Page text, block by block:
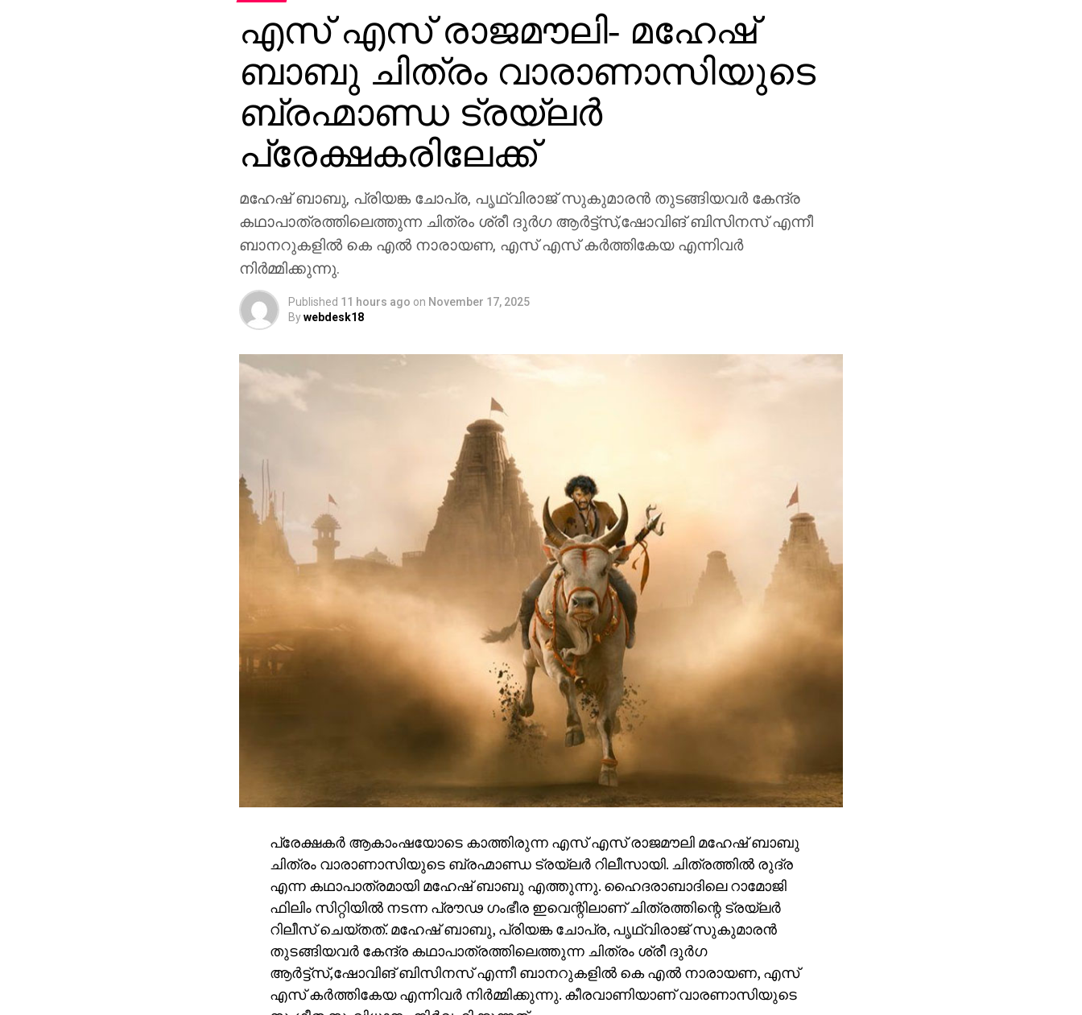
എസ് എസ് രാജമൗലി- മഹേഷ്
ബാബു ചിത്രം വാരാണാസിയുടെ
ബ്രഹ്മാണ്ഡ ട്രയ്ലർ
പ്രേക്ഷകരിലേക്ക്
മഹേഷ് ബാബു, പ്രിയങ്ക ചോപ്ര, പൃഥ്വിരാജ് സുകുമാരൻ തുടങ്ങിയവർ കേന്ദ്ര
കഥാപാത്രത്തിലെത്തുന്ന ചിത്രം ശ്രീ ദുർഗ ആർട്ട്സ്,ഷോവിങ് ബിസിനസ് എന്നീ
ബാനറുകളിൽ കെ എൽ നാരായണ, എസ് എസ് കർത്തികേയ എന്നിവർ
നിർമ്മിക്കുന്നു.
Published 11 hours ago on November 17, 2025
Bywebdesk18
പ്രേക്ഷകർ ആകാംഷയോടെ കാത്തിരുന്ന എസ് എസ് രാജമൗലി മഹേഷ് ബാബു
ചിത്രം വാരാണാസിയുടെ ബ്രഹ്മാണ്ഡ ട്രയ്ലർ റിലീസായി. ചിത്രത്തിൽ രുദ്ര
എന്ന കഥാപാത്രമായി മഹേഷ് ബാബു എത്തുന്നു. ഹൈദരാബാദിലെ റാമോജി
ഫിലിം സിറ്റിയിൽ നടന്ന പ്രൗഢ ഗംഭീര ഇവെന്റിലാണ് ചിത്രത്തിന്റെ ട്രയ്ലർ
റിലീസ് ചെയ്തത്. മഹേഷ് ബാബു, പ്രിയങ്ക ചോപ്ര, പൃഥ്വിരാജ് സുകുമാരൻ
തുടങ്ങിയവർ കേന്ദ്ര കഥാപാത്രത്തിലെത്തുന്ന ചിത്രം ശ്രീ ദുർഗ
ആർട്ട്സ്,ഷോവിങ് ബിസിനസ് എന്നീ ബാനറുകളിൽ കെ എൽ നാരായണ, എസ്
എസ് കർത്തികേയ എന്നിവർ നിർമ്മിക്കുന്നു. കീരവാണിയാണ് വാരണാസിയുടെ